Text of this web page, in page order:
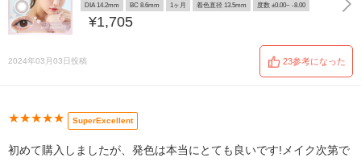
DIA 14.2mm BC 8.6mm 1ヶ月 着色直径 13.5mm 度数 ±0.00~ -8.00
¥1,705
2024年03月03日投稿 23参考になった
★★★★★ SuperExcellent
初めて購入しましたが、発色は本当にとても良いです!メイク次第で